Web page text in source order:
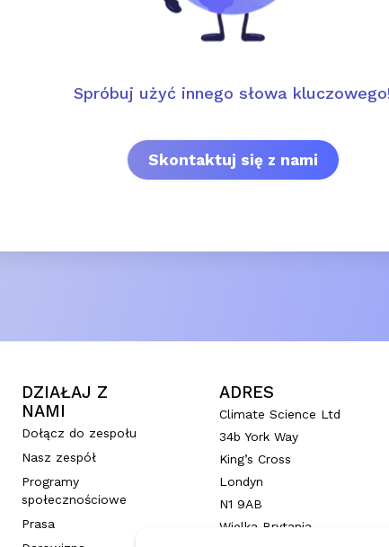
Spróbuj użyć innego słowa
Skontaktuj się z nami
DZIAŁAJ Z
NAMI
Dołącz do zespołu
Nasz zespół
Programy
społecznościowe
Prasa
ADRES
Climate Science Ltd
34b York Way
King’s Cross
Londyn
N1 9AB
Wielka Brytania